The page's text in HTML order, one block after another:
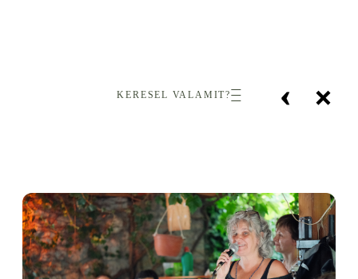
‹ ×
KERESEL VALAMIT?